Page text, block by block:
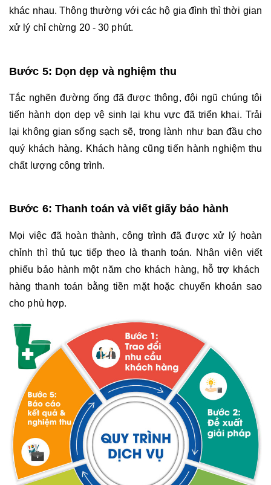
khác nhau. Thông thường với các hộ gia đình thì thời gian
xử lý chỉ chừng 20 - 30 phút.
Bước 5: Dọn dẹp và nghiệm thu
Tắc nghẽn đường ống đã được thông, đội ngũ chúng tôi
tiến hành dọn dẹp vệ sinh lại khu vực đã triển khai. Trải
lại không gian sống sạch sẽ, trong lành như ban đầu cho
quý khách hàng. Khách hàng cũng tiến hành nghiệm thu
chất lượng công trình.
Bước 6: Thanh toán và viết giấy bảo hành
Mọi việc đã hoàn thành, công trình đã được xử lý hoàn
chỉnh thì thủ tục tiếp theo là thanh toán. Nhân viên viết
phiếu bảo hành một năm cho khách hàng, hỗ trợ khách
hàng thanh toán bằng tiền mặt hoặc chuyển khoản sao
cho phù hợp.